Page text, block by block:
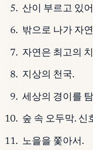
산이 부르고 있
밖으로 나가 자
자연은 최고의
지상의 천국.
세상의 경이를
숲 속 오두막. 신
노을을 쫓아서.